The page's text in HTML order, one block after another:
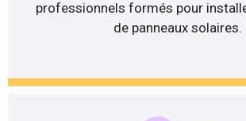
professionnels formés pour
de panneaux solaires.